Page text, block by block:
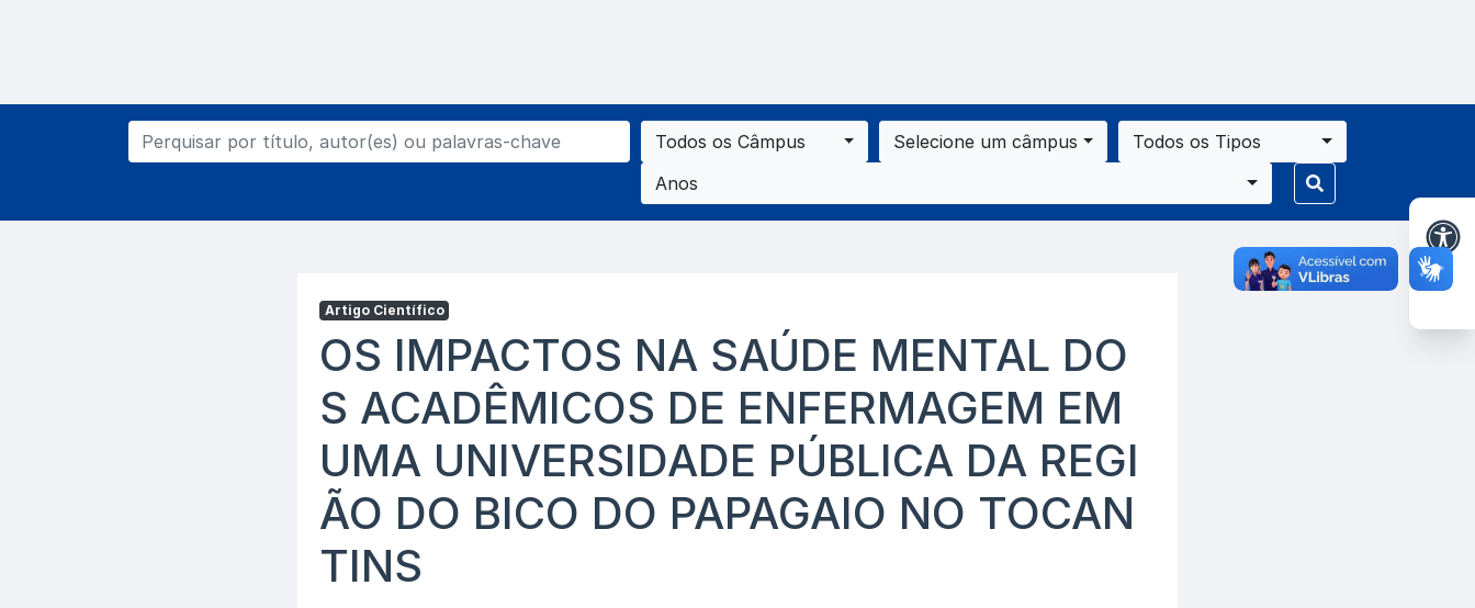
Todos os Câmpus Selecione um câmpus
Todos os Tipos
Anos
Artigo Científico
OS IMPACTOS NA SAÚDE MENTAL DO
S ACADÊMICOS DE ENFERMAGEM EM
UMA UNIVERSIDADE PÚBLICA DA REGI
ÃO DO BICO DO PAPAGAIO NO TOCAN
TINS